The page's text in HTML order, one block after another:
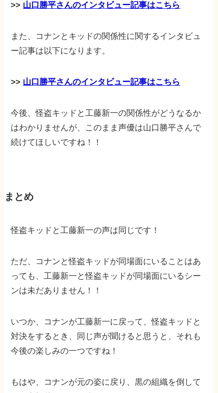
>> 山口勝平さんのインタビュー記事はこちら
また、コナンとキッドの関係性に関するインタビュ
ー記事は以下になります。
>> 山口勝平さんのインタビュー記事はこちら
今後、怪盗キッドと工藤新一の関係性がどうなるか
はわかりませんが、このまま声優は山口勝平さんで
続けてほしいですね！！
まとめ
怪盗キッドと工藤新一の声は同じです！
ただ、コナンと怪盗キッドが同場面にいることはあ
っても、工藤新一と怪盗キッドが同場面にいるシー
ンは未だありません！！
いつか、コナンが工藤新一に戻って、怪盗キッドと
対決をするとき、同じ声が聞けると思うと、それも
今後の楽しみの一つですね！
もはや、コナンが元の姿に戻り、黒の組織を倒して